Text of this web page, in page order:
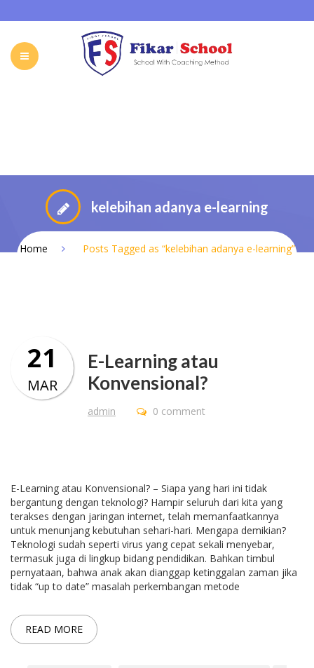
FIKAR SCHOOL ONLINE CONTACT INDONESIA
kelebihan adanya e-learning
Home Posts Tagged as “kelebihan adanya e-learning”
E-Learning atau
Konvensional?
admin
21
MAR
0 comment
E-Learning atau Konvensional? – Siapa yang hari ini tidak
bergantung dengan teknologi? Hampir seluruh dari kita yang
terakses dengan jaringan internet, telah memanfaatkannya
untuk menunjang kebutuhan sehari-hari. Mengapa demikian?
Teknologi sudah seperti virus yang cepat sekali menyebar,
termasuk juga di lingkup bidang pendidikan. Bahkan timbul
pernyataan, bahwa anak akan dianggap ketinggalan zaman jika
tidak “up to date” masalah perkembangan metode
READ MORE